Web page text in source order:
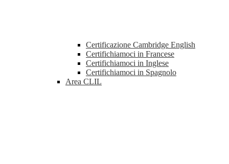
Certificazione Cambridge English
Certifichiamoci in Francese
Certifichiamoci in Inglese
Certifichiamoci in Spagnolo
Area CLIL